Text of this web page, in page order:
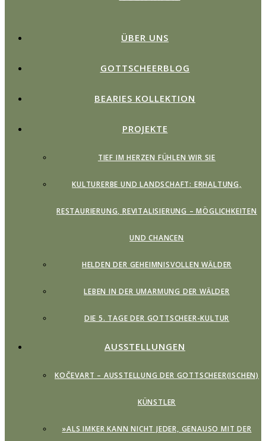
ÜBER UNS
GOTTSCHEERBLOG
BEARIES KOLLEKTION
PROJEKTE
TIEF IM HERZEN FÜHLEN WIR SIE
KULTURERBE UND LANDSCHAFT: ERHALTUNG,
RESTAURIERUNG, REVITALISIERUNG – MÖGLICHKEITEN
UND CHANCEN
HELDEN DER GEHEIMNISVOLLEN WÄLDER
LEBEN IN DER UMARMUNG DER WÄLDER
DIE 5. TAGE DER GOTTSCHEER-KULTUR
AUSSTELLUNGEN
KOČEVART – AUSSTELLUNG DER GOTTSCHEER(ISCHEN)
KÜNSTLER
»ALS IMKER KANN NICHT JEDER, GENAUSO MIT DER